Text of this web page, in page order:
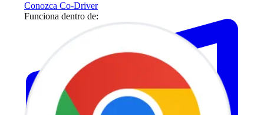
Conozca Co-Driver
Funciona dentro de: